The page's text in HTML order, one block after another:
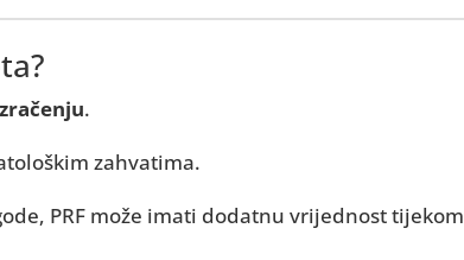
.
zahvatima.
PRF može imati dodatnu vrijednost tijekom